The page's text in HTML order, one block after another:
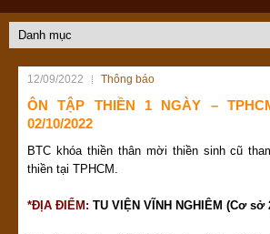
12/09/2022 Thông báo
ÔN TẬP THIỀN 1 NGÀY –
02/10/2022
BTC khóa thiền thân mời thiền sinh cũ
thiền tại TPHCM.
*ĐỊA ĐIỂM: TU VIỆN VĨNH NGHIÊM (Cơ sở